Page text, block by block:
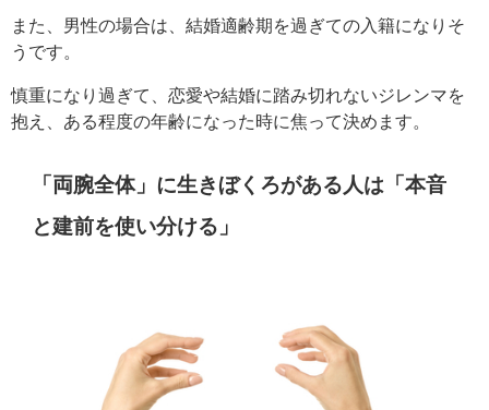
また、男性の場合は、結婚適齢期を過ぎての入籍になりそ
うです。
慎重になり過ぎて、恋愛や結婚に踏み切れないジレンマを
抱え、ある程度の年齢になった時に焦って決めます。
「両腕全体」に生きぼくろがある人は「本音
と建前を使い分ける」